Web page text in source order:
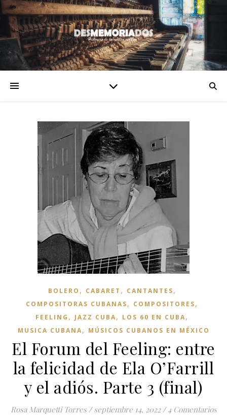
BOLERO , CABARET , CANTANTES,
COMPOSITORAS CUBANAS, COMPOSITORES,
FEELING , JAZZ CUBA, LOS 60 EN CUBA,
MUSICA CUBANA, MÚSICOS CUBANOS EN MÉXICO
El Forum del Feeling: entre
la felicidad de Ela O’Farrill
y el adiós. Parte 3 (final)
Rosa Marquetti Torres / septiembre 14, 2022 / 4 Comentarios